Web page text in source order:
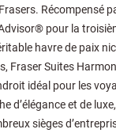
Récompensé
pour la
havre de paix
Fraser Suites
idéal pour les
d’élégance et de
sièges